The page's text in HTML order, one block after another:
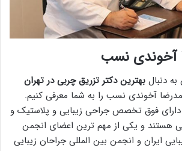
آخوندی نسب
دنبال بهترین دکتر تزریق چربی در تهران
آخوندی نسب را به شما معرفی کنیم.
فوق تخصص جراحی زیبایی و پلاستیک و
و یکی از مهم ترین اعضای انجمن
ایران و انجمن بین المللی جراحان زیبایی